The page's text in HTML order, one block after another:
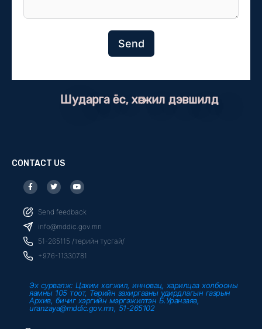
Send
Шударга ёс, хөгжил дэвшилд
CONTACT US
F
a
c
b
o
o
k
f
T
w
i
t
e
r
Y
o
u
u
b
e
Send feedback
info@mddic.gov.mn
51-265115 /төрийн тусгай/
+976-11330781
Эх сурвалж: Цахим хөгжил, инновац, харилцаа холбооны
яамны 105 тоот, Төрийн захиргааны удирдлагын газрын
Архив, бичиг хэргийн мэргэжилтэн Б.Уранзаяа,
uranzaya@mddic.gov.mn, 51-265102